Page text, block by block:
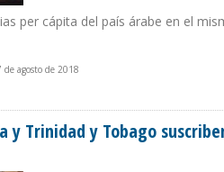
per cápita del país árabe en el
de agosto de 2018
y Trinidad y Tobago